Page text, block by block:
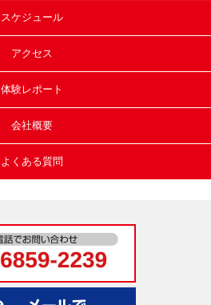
スケジュール
アクセス
体験レポート
会社概要
よくある質問